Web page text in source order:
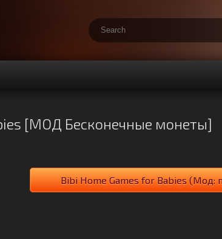
[МОД Бесконечные монеты]
Bibi Home Games for Babies (Мод: